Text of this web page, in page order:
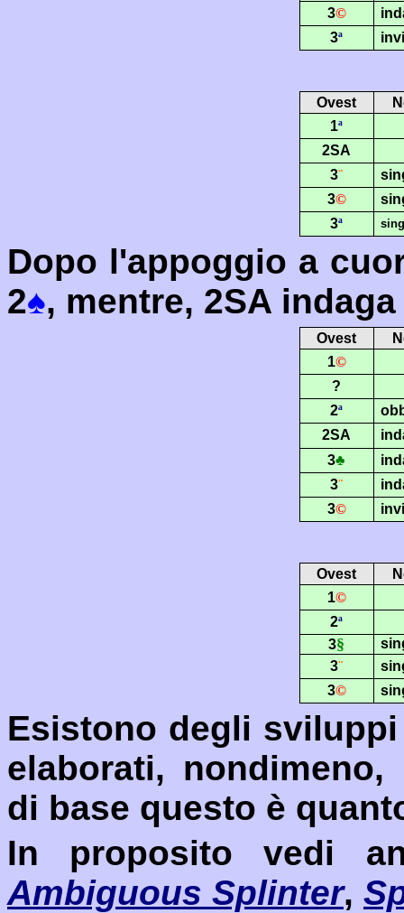
3©
3ª
Ovest
1ª
2SA
3¨
3©
3ª
Dopo l'appoggio a
2♠, mentre, 2SA
Ovest
1©
?
2ª
2SA
3♣
3¨
3©
Ovest
1©
2ª
3§
3¨
3©
Esistono degli
elaborati,
di base questo è
In proposito vedi
Ambiguous Splinter,